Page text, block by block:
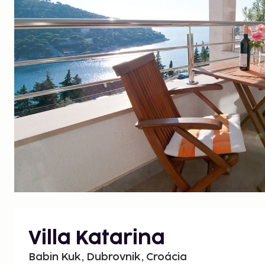
Villa Katarina
Babin Kuk, Dubrovnik, Croácia